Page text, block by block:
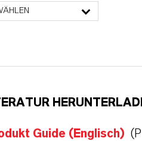
Guide (Englisch)